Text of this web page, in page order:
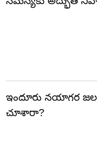
ఇందూరు నయాగర
చూశారా?